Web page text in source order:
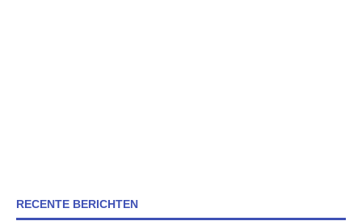
RECENTE BERICHTEN